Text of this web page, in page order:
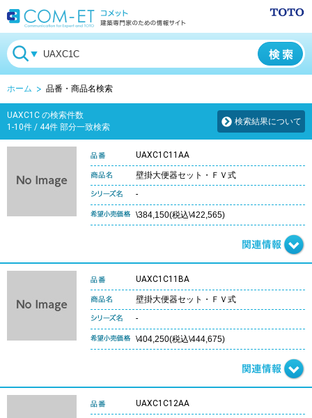
ホーム 品番・商品名検索
UAXC1C の検索件数
1-10件 / 44件 部分一致検索
検索結果について
UAXC1C11AA
壁掛大便器セット・ＦＶ式
-
\384,150(税込\422,565)
UAXC1C11BA
壁掛大便器セット・ＦＶ式
-
\404,250(税込\444,675)
UAXC1C12AA